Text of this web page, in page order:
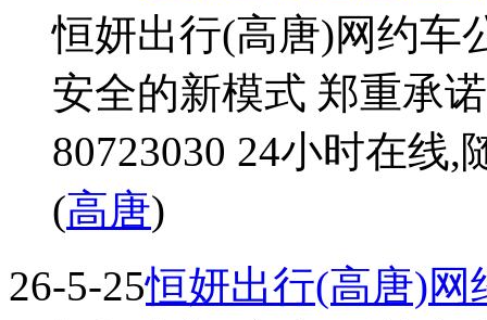
恒妍出行(高唐)网约车
安全的新模式 郑重承
80723030 24小时在线
(高唐)
26-5-25恒妍出行(高唐)网